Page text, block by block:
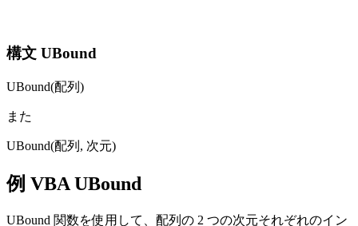
構文 UBound
UBound(配列)
また
UBound(配列, 次元)
例 VBA UBound
UBound 関数を使用して、配列の 2 つの次元それぞれのイン